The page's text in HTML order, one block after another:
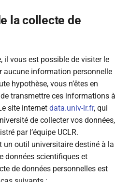
la collecte de
il vous est possible de visiter le
aucune information personnelle
hypothèse, vous n’êtes en
transmettre ces informations à
site internet data.univ-lr.fr, qui
de collecter vos données,
par l’équipe UCLR.
un outil universitaire destiné à la
données scientifiques et
de données personnelles est